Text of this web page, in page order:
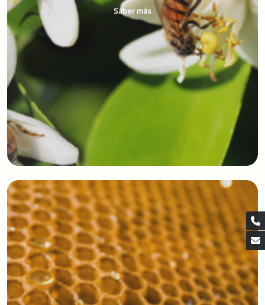
Saber más